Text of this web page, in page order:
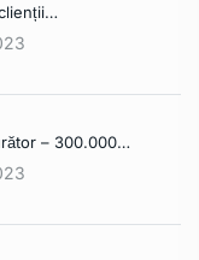
– 300.000…